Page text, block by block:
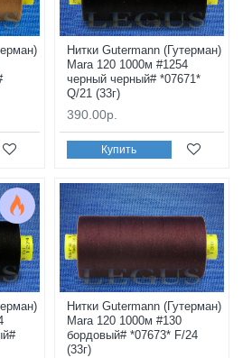
Нитки Gutermann (Гутерман)
Mara 120 1000м #1254
черный черный# *07671*
Q/21 (33г)
390.00р.
Купить
Нитки Gutermann (Гутерман)
Mara 120 1000м #130
бордовый# *07673* F/24
(33г)